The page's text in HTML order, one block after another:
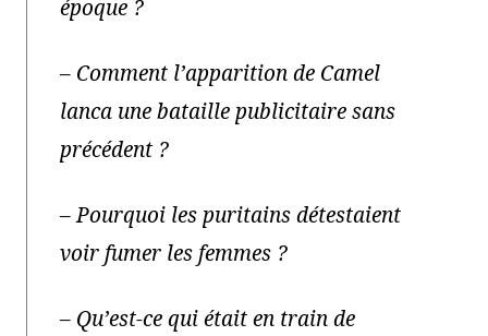
époque ?
– Comment l’apparition de Camel
lanca une bataille publicitaire sans
précédent ?
–Pourquoi les puritains détestaient
voir fumer les femmes ?
– Qu’est-ce qui était en train de